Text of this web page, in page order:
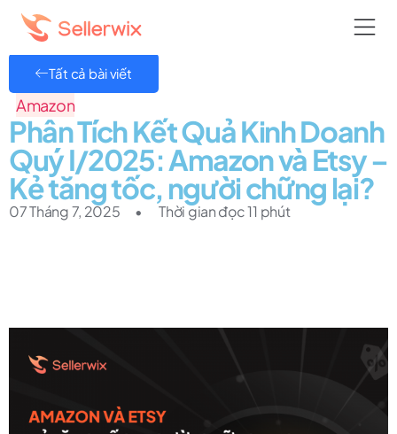
Tất cả bài viết
Amazon
Phân Tích Kết Quả Kinh Doanh
Quý I/2025: Amazon và Etsy –
Kẻ tăng tốc, người chững lại?
07 Tháng 7, 2025 • Thời gian đọc 11 phút